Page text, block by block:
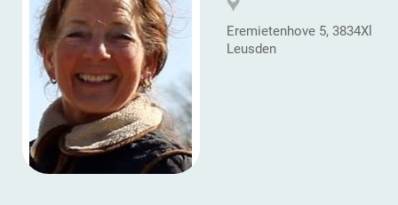
Eremietenhove 5, 3834Xl
Leusden